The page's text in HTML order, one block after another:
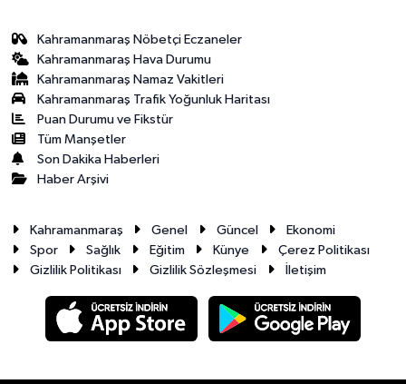
Kahramanmaraş Nöbetçi Eczaneler
Kahramanmaraş Hava Durumu
Kahramanmaraş Namaz Vakitleri
Kahramanmaraş Trafik Yoğunluk Haritası
Puan Durumu ve Fikstür
Tüm Manşetler
Son Dakika Haberleri
Haber Arşivi
Kahramanmaraş Genel Güncel
Ekonomi
Spor
Sağlık Eğitim Künye
Çerez Politikası
Gizlilik Politikası
Gizlilik Sözleşmesi İletişim